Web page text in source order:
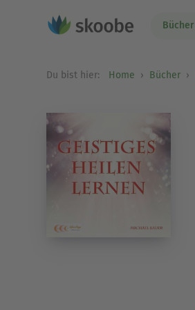
Bücher
Du bist hier: Home Bücher